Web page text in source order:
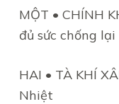
MỘT • CHÍNH
đủ sức chống
HAI • TÀ KHÍ
Nhiệt